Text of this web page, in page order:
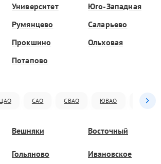
Университет
Юго-Западная
Румянцево
Саларьево
Прокшино
Ольховая
Потапово
ЦАО САО СВАО ЮВАО ЮАО
Вешняки
Восточный
Гольяново Ивановское